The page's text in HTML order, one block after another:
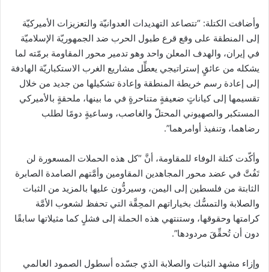
وأضافت الكتلة: “تتصاعد التهديدات العدوانيّة والتعزيزات الأميركيّة
إلى المنطقة على وقع قرع ‏طبول الحرب ضد الجمهوريّة الإسلاميّة
في إيران، والهدف المعلن واحد وهو تدمير محور المقاومة برمّته لما
‏يشكله من عائقٍ إستراتيجي يعطِّل مشاريع الغرب الاستكباريّة الهادفة
إلى إعادة رسم خريطة المنطقة وإعادة ‏تشكيلها من جديد من خلال
تقسيمها إلى كياناتٍ ضعيفةٍ متناحرةٍ في ما بينها، ملحقةٍ بالأميركي
المستكبر والصهيوني ‏المحتلّ والغاصب، وساعيةٍ دومًا لطلب
رضاهما، وتنفيذ أوامرهما‎”.
وأكّدت كتلة الوفاء للمقاومة، أنَّ “كل هذه الحملات المسعورة لن
تَفُتَّ في عضد محور المجاهدين المقاومين وأمَّتهم ‏الصامدة الصابرة
الثابتة من فلسطين إلى اليمن، وسيردُّون عليها بالمزيد من الثبات
والصلابة والتمسُّك بخياراتهم ‏المحِقَّة التي تحفظ لشعوب الأمَّة
كرامتها وحقوقها، وستنتهي هذه الحملة إلى فشلٍ كما مثيلاتها سابقًا
دون أن ‏تُحقِّقَ مردودها‎”.
وإزاء مشهد الثبات والصلابة الذي جسّده أسطول الصمود العالمي